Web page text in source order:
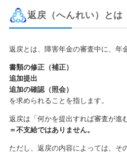
返戻（へんれい）とは
返戻とは、障害年金の審査中に、年
書類の修正（補正）
追加提出
追加の確認（照会）
を求められることを指します。
返戻は「何かを提出すれば審査が進
＝不支給ではありません。
ただし、返戻の内容によっては、そ